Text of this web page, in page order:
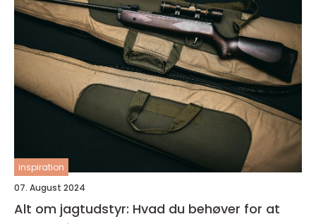
inspiration
07. August 2024
Alt om jagtudstyr: Hvad du behøver for at